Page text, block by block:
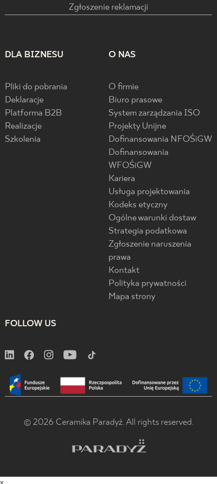
Zgłoszenie reklamacji
DLA BIZNESU
Pliki do pobrania
Deklaracje
Platforma B2B
Realizacje
Szkolenia
O NAS
O firmie
Biuro prasowe
System zarządzania ISO
Projekty Unijne
Dofinansowania NFOŚiGW
Dofinansowania
WFOŚiGW
Kariera
Usługa projektowania
Kodeks etyczny
Ogólne warunki dostaw
Strategia podatkowa
Zgłoszenie naruszenia
prawa
Kontakt
Polityka prywatności
Mapa strony
FOLLOW US
© 2026 Ceramika Paradyż. All rights reserved.
x